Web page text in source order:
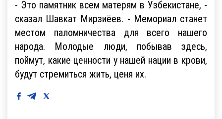
- Это памятник всем матерям в Узбекистане, -
сказал Шавкат Мирзиёев. - Мемориал станет
местом паломничества для всего нашего
народа. Молодые люди, побывав здесь,
поймут, какие ценности у нашей нации в крови,
будут стремиться жить, ценя их.